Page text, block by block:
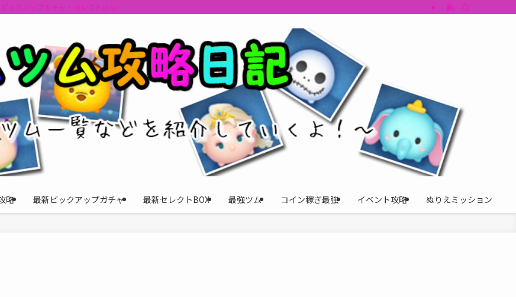
ックアップガチャ・セレクトボックスの情報を最速で提供しビンゴのおすすめツム・キャラ評価も丁寧に解説。ツムツムイベント、ツムツム攻略、ツムツ
略 最新ピックアップガチャ 最新セレクトBOX 最強ツム コイン稼ぎ最強 イベント攻略 ぬりえミッション